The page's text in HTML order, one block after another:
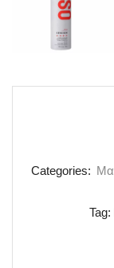
Categories:
Tag: